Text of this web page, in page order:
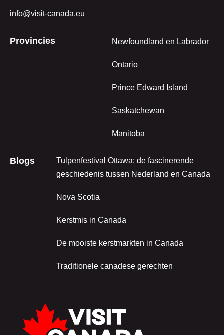
info@visit-canada.eu
Provincies Newfoundland en Labrador
Ontario
Prince Edward Island
Saskatchewan
Manitoba
Blogs
Tulpenfestival Ottawa: de fascinerende
geschiedenis tussen Nederland en Canada
Nova Scotia
Kerstmis in Canada
De mooiste kerstmarkten in Canada
Traditionele canadese gerechten